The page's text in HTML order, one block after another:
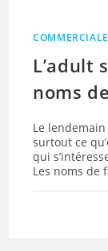
COMMERCIALE
L’adult
noms
Le
surtout ce
qui
Les noms de